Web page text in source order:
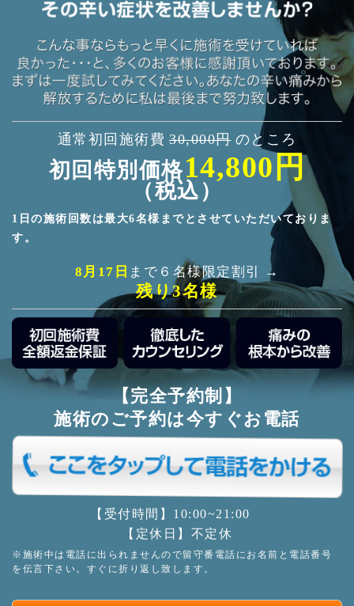
通常初回施術費 30,000円 のところ
初回特別価格14,800円
（税込）
1日の施術回数は最大6名様までとさせていただいておりま
す。
8月17日 まで６名様限定割引 →
残り3名様
【完全予約制】
施術のご予約は今すぐお電話
【受付時間】10:00~21:00
【定休日】不定休
※施術中は電話に出られませんので留守番電話にお名前と電話番号
を伝言下さい。すぐに折り返し致します。